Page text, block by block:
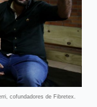
cofundadores de Fibretex.